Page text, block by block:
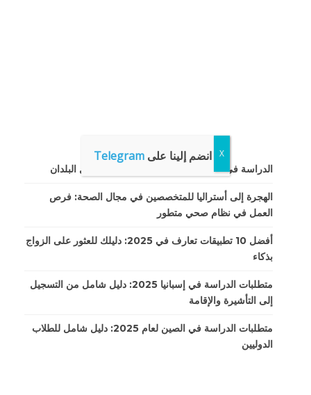
الدراسة في أستراليا: دليل شامل للطلاب من كل البلدان
الهجرة إلى أستراليا للمتخصصين في مجال الصحة: فرص
العمل في نظام صحي متطور
أفضل 10 تطبيقات تعارف في 2025: دليلك للعثور على الزواج
بذكاء
متطلبات الدراسة في إسبانيا 2025: دليل شامل من التسجيل
إلى التأشيرة والإقامة
متطلبات الدراسة في الصين لعام 2025: دليل شامل للطلاب
الدوليين
انضم إلينا على Telegram